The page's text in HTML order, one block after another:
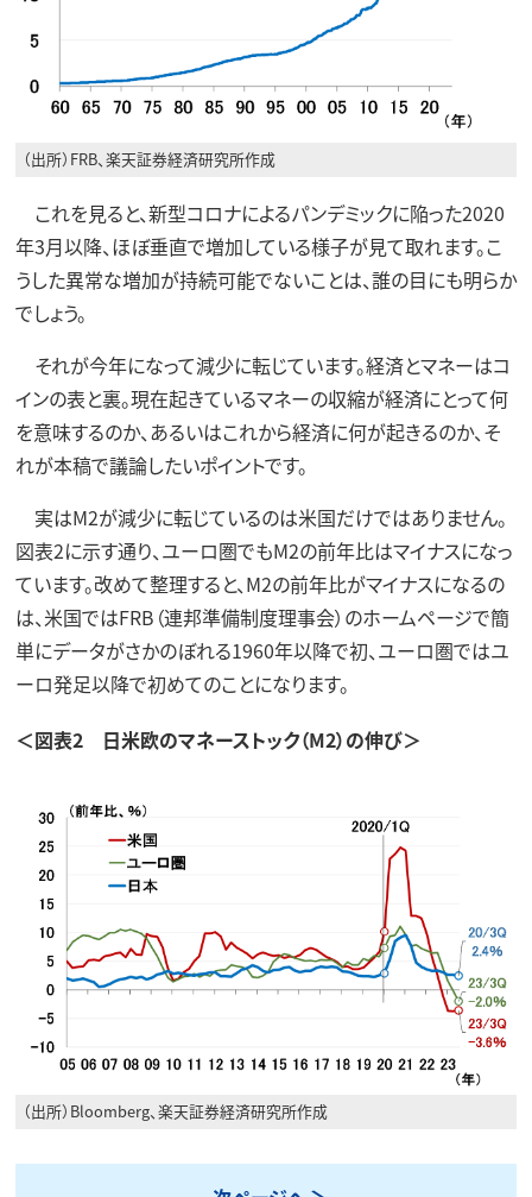
（出所）FRB、楽天証券経済研究所作成
これを見ると、新型コロナによるパンデミックに陥った2020
年3月以降、ほぼ垂直で増加している様子が見て取れます。こ
うした異常な増加が持続可能でないことは、誰の目にも明らか
でしょう。
それが今年になって減少に転じています。経済とマネーはコ
インの表と裏。現在起きているマネーの収縮が経済にとって何
を意味するのか、あるいはこれから経済に何が起きるのか、そ
れが本稿で議論したいポイントです。
実はM2が減少に転じているのは米国だけではありません。
図表2に示す通り、ユーロ圏でもM2の前年比はマイナスになっ
ています。改めて整理すると、M2の前年比がマイナスになるの
は、米国ではFRB（連邦準備制度理事会）のホームページで簡
単にデータがさかのぼれる1960年以降で初、ユーロ圏ではユ
ーロ発足以降で初めてのことになります。
＜図表2 日米欧のマネーストック（M2）の伸び＞
（出所）Bloomberg、楽天証券経済研究所作成